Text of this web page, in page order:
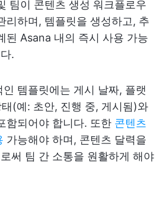
팀이 콘텐츠 생성 워크플로우
리하며, 템플릿을 생성하고, 추
된 Asana 내의 즉시 사용 가능
.
템플릿에는 게시 날짜, 플랫
(예: 초안, 진행 중, 게시됨)와
함되어야 합니다. 또한 콘텐츠
가능해야 하며, 콘텐츠 달력을
써 팀 간 소통을 원활하게 해야